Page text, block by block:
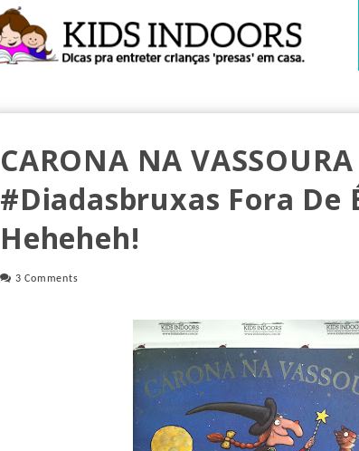
CARONA NA VASSOURA
#diadasbruxas Fora De
Heheheh!
3 Comments